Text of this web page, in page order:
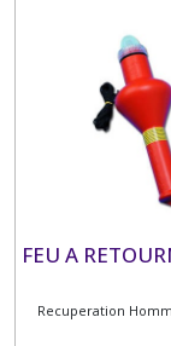
FEU A
Recuperation